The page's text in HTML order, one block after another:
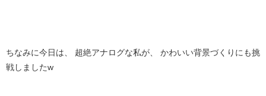
ちなみに今日は、 超絶アナログな私が、 かわいい背景づくりにも挑
戦しましたw